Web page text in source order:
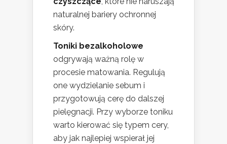
naturalnej bariery ochronnej
skóry.
Toniki bezalkoholowe
odgrywają ważną rolę w
procesie matowania. Regulują
one wydzielanie sebum i
przygotowują cerę do dalszej
pielęgnacji. Przy wyborze toniku
warto kierować się typem cery,
aby jak najlepiej wspierał jej